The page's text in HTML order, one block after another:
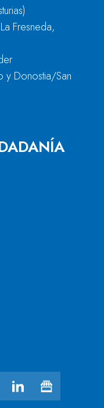
Fresneda,
y Donostia/San